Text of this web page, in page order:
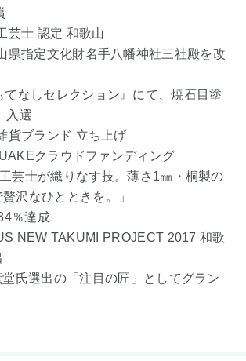
芸士 認定 和歌山
県指定文化財名手八幡神社三社殿を改
てなしセレクション』にて、焼石目塗
入選
貨ブランド 立ち上げ
クラウドファンディング
が織りなす技。薄さ1㎜・桐製の
沢なひとときを。」
達成
NEW TAKUMI PROJECT 2017 和歌
出の「注目の匠」としてグラン